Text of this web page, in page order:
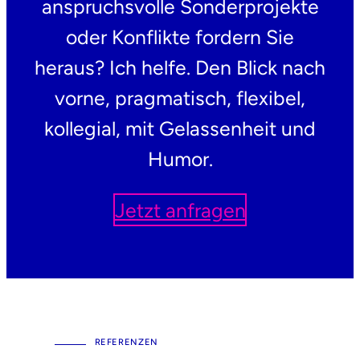
anspruchsvolle Sonderprojekte
oder Konflikte fordern Sie
heraus? Ich helfe. Den Blick nach
vorne, pragmatisch, flexibel,
kollegial, mit Gelassenheit und
Humor.
Jetzt anfragen
REFERENZEN